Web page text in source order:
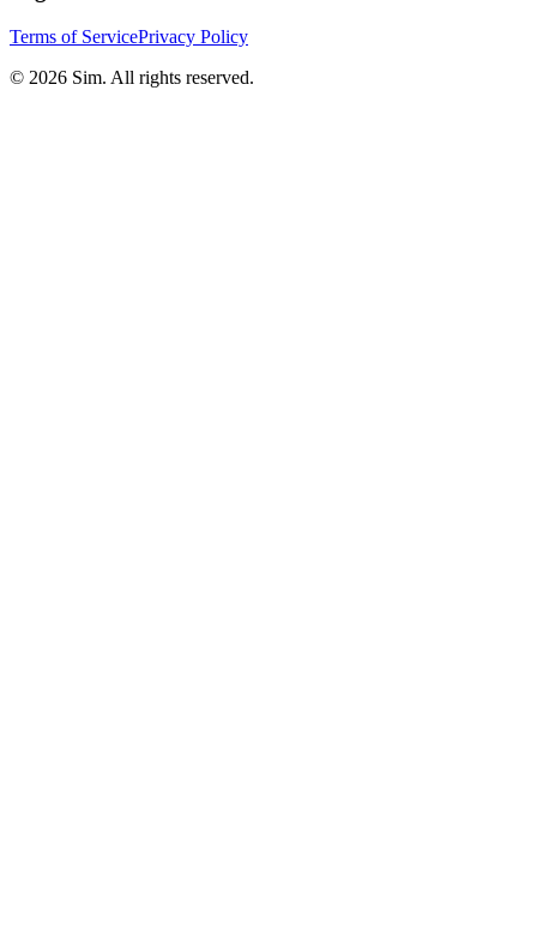
Terms of ServicePrivacy Policy
© 2026 Sim. All rights reserved.